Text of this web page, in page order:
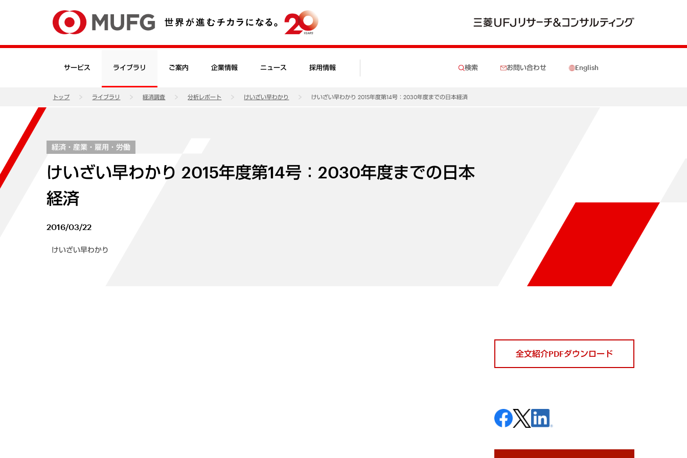
サービス ライブラリ ご案内 企業情報 ニュース 採用情報 検索 お問い合わせ English
トップ ライブラリ 経済調査 分析レポート けいざい早わかり けいざい早わかり 2015年度第14号：2030年度までの日本経済
経済・産業・雇用・労働
けいざい早わかり 2015年度第14号：2030年度までの日本
経済
2016/03/22
けいざい早わかり
全文紹介PDFダウンロード